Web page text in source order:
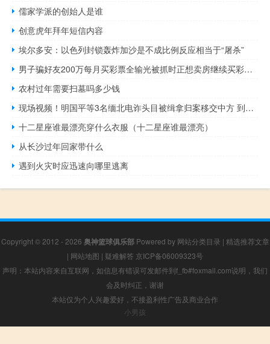
儒家学派的创始人是谁
创意虎年拜年短信内容
埃尔多安：以色列封锁轰炸加沙是不成比例反应相当于“屠杀”
男子骗好友200万每月买彩票全输光被抓时正想卖房继续买彩票 到底什么情况呢
农村过年需要扫墓吗多少钱
现场视频！明国平等3名缅北电诈头目被缉拿归案移交中方 到底什么情况嘞
十二星座谁最漂亮穿什么衣服（十二星座谁最漂亮）
从长沙过年回家带什么
遇到火灾时应迅速向哪里逃离
Copyright © 2012 - 2026 奥神篮球俱乐部Powered by 网站分类目录 | 精选推荐文章
| 网站地图 | 疑难解答 京ICP备06009323号
声明：本站内容来自互联网，如信息有错误可发邮件到f_fb#foxmail.com说明，我们
会及时纠正，谢谢
本站仅为个人兴趣爱好，不接盈利性广告及商业合作
小男孩